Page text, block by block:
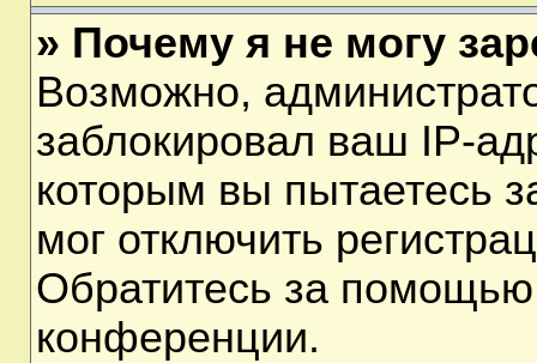
» Почему я не могу
Возможно,
заблокировал ваш IP-
которым вы пытаетесь
мог отключить
Обратитесь за помощью
конференции.